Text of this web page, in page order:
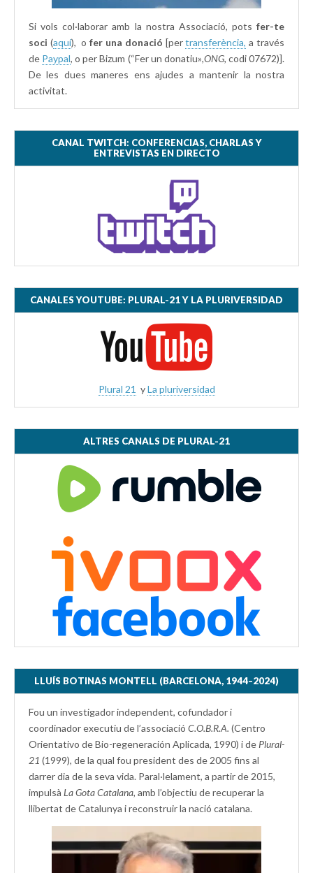
Si vols col·laborar amb la nostra Associació, pots fer-te
soci (aquí), ofer una donació [pertransferència, a través
de Paypal, o per Bizum (“Fer un donatiu»,ONG, codi 07672)].
De les dues maneres ens ajudes a mantenir la nostra
activitat.
CANAL TWITCH: CONFERENCIAS, CHARLAS Y
ENTREVISTAS EN DIRECTO
CANALES YOUTUBE: PLURAL-21 Y LA PLURIVERSIDAD
Plural 21 yLa pluriversidad
ALTRES CANALS DE PLURAL-21
LLUÍS BOTINAS MONTELL (BARCELONA, 1944–2024)
Fou un investigador independent, cofundador i
coordinador executiu de l’associació C.O.B.R.A. (Centro
Orientativo de Bio-regeneración Aplicada, 1990) i de Plural-
21 (1999), de la qual fou president des de 2005 fins al
darrer dia de la seva vida. Paral·lelament, a partir de 2015,
impulsà La Gota Catalana, amb l’objectiu de recuperar la
llibertat de Catalunya i reconstruir la nació catalana.